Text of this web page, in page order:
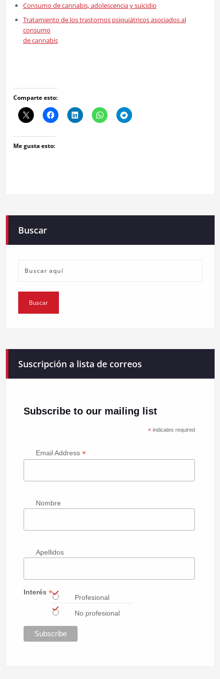
Consumo de cannabis, adolescencia y suicidio
Tratamiento de los trastornos psiquiátricos asociados al
consumo
de cannabis
Comparte esto:
Me gusta esto:
Buscar
Suscripción a lista de correos
Subscribe to our mailing list
*indicates required
Email Address *
Nombre
Apellidos
Interés *
Profesional
No profesional